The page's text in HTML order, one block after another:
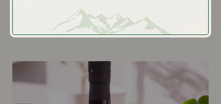
, il offre des notes d’écorces d’oranges amères et
d’épices douces.